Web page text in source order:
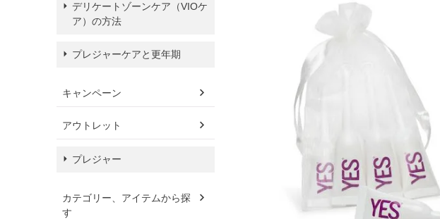
デリケートゾーンケア（VIOケ
ア）の方法
プレジャーケアと更年期
キャンペーン
アウトレット
プレジャー
カテゴリー、アイテムから探
す